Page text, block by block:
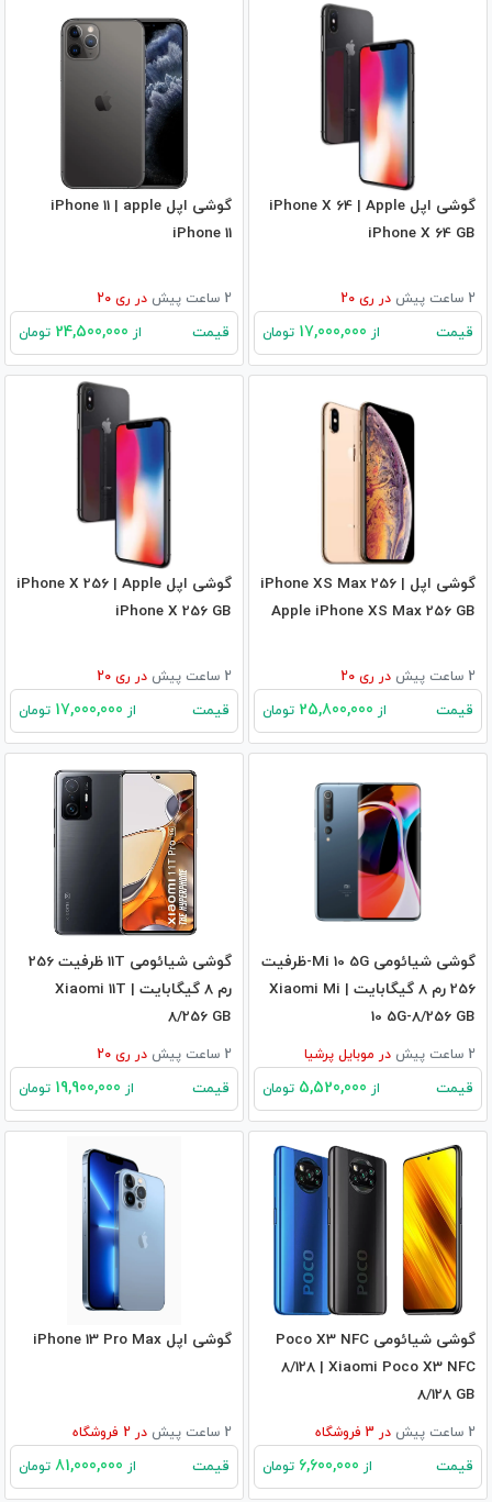
گوشی اپل iPhone X 64 | Apple
iPhone X 64 GB
2 ساعت پیش در ری 20
قیمت از تومان
گوشی اپل iPhone 11 | apple
iPhone 11
2 ساعت پیش در ری 20
قیمت از تومان
گوشی اپل iPhone XS Max 256 |
Apple iPhone XS Max 256 GB
2 ساعت پیش در ری 20
قیمت از تومان
گوشی اپل iPhone X 256 | Apple
iPhone X 256 GB
2 ساعت پیش در ری 20
قیمت از تومان
گوشی شیائومی Mi 10 5G-ظرفیت
256 رم 8 گیگابایت | Xiaomi Mi
10 5G-8/256 GB
2 ساعت پیش در موبایل پرشیا
قیمت از تومان
گوشی شیائومی 11T ظرفیت 256
رم 8 گیگابایت | Xiaomi 11T
8/256 GB
2 ساعت پیش در ری 20
قیمت از تومان
گوشی شیائومی Poco X3 NFC
8/128 | Xiaomi Poco X3 NFC
8/128 GB
2 ساعت پیش در فروشگاه
قیمت از تومان
گوشی اپل iPhone 13 Pro Max
2 ساعت پیش در فروشگاه
قیمت از تومان